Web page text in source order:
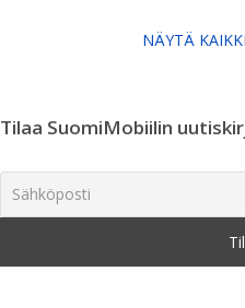
NÄYTÄ
Tilaa SuomiMobiilin